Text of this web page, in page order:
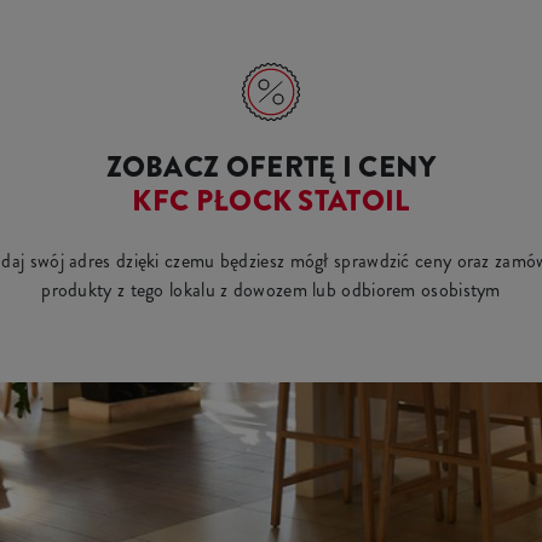
ZOBACZ OFERTĘ I CENY
KFC PŁOCK STATOIL
swój adres dzięki czemu będziesz mógł sprawdzić ceny oraz
produkty z tego lokalu z dowozem lub odbiorem osobistym